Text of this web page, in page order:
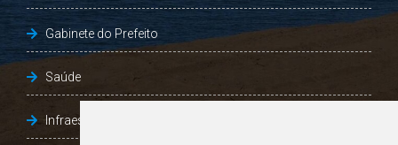
Gabinete do Prefeito
Saúde
Infraestrutura, Agricultura e Meio Ambiente